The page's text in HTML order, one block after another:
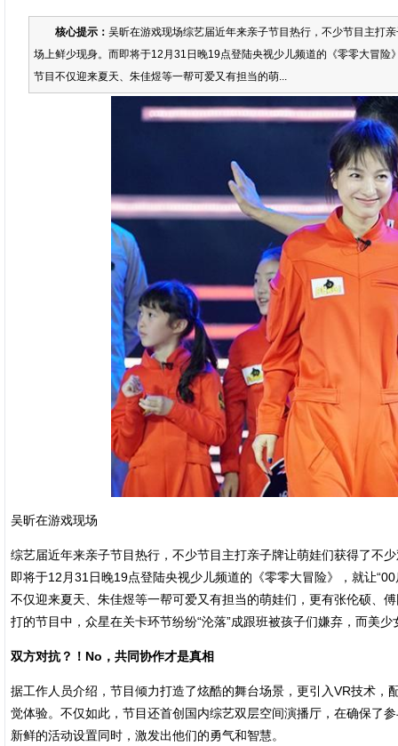
核心提示： 吴昕在游戏现场综艺届近年来亲子节目热行，不少节目主打
场上鲜少现身。而即将于12月31日晚19点登陆央视少儿频道的《零零大冒险
节目不仅迎来夏天、朱佳煜等一帮可爱又有担当的萌...
吴昕在游戏现场
综艺届近年来亲子节目热行，不少节目主打亲子牌让萌娃们获得了不
即将于12月31日晚19点登陆央视少儿频道的《零零大冒险》，就让
不仅迎来夏天、朱佳煜等一帮可爱又有担当的萌娃们，更有张伦硕、
打的节目中，众星在关卡环节纷纷“沦落”成跟班被孩子们嫌弃，而美
双方对抗？！No，共同协作才是真相
据工作人员介绍，节目倾力打造了炫酷的舞台场景，更引入VR技术
觉体验。不仅如此，节目还首创国内综艺双层空间演播厅，在确保了
新鲜的活动设置同时，激发出他们的勇气和智慧。